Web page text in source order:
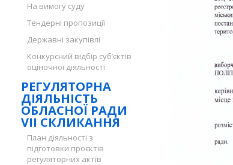
На вимогу суду
Тендерні пропозиції
Державні закупівлі
Конкурсний відбір суб’єктів
оціночної діяльності
РЕГУЛЯТОРНА
ДІЯЛЬНІСТЬ
ОБЛАСНОЇ РАДИ
VII СКЛИКАННЯ
План діяльності з
підготовки проєктів
регуляторних актів